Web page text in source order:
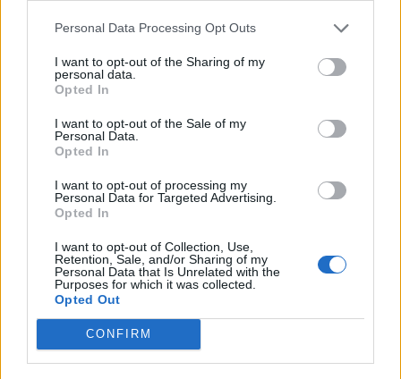
Personal Data Processing Opt Outs
I want to opt-out of the Sharing of my
personal data.
Opted In
I want to opt-out of the Sale of my
Personal Data.
Opted In
I want to opt-out of processing my
Personal Data for Targeted Advertising.
Opted In
I want to opt-out of Collection, Use,
Retention, Sale, and/or Sharing of my
Personal Data that Is Unrelated with the
Purposes for which it was collected.
Opted Out
CONFIRM
Minka 9. rész
Máltai kaland 7.
a hétköznapokban
Egy ház, amely a tengerre és a fényre
nyílik – Villa...